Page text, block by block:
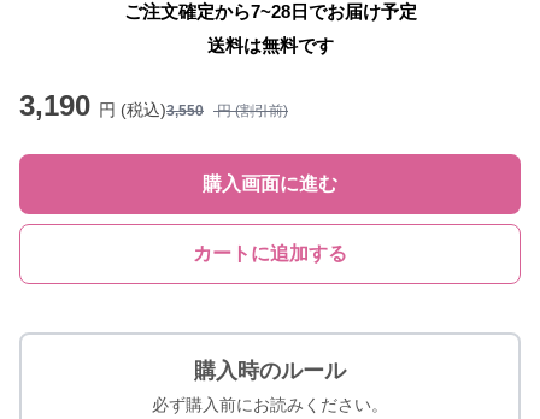
ご注文確定から7~28日でお届け予定
送料は無料です
3,190 円 (税込)3,550 円 (割引前)
購入画面に進む
カートに追加する
購入時のルール
必ず購入前にお読みください。